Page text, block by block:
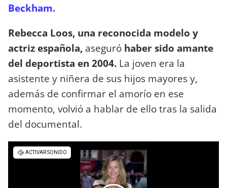
Beckham.
Rebecca Loos, una reconocida modelo y
actriz española, aseguró haber sido amante
del deportista en 2004. La joven era la
asistente y niñera de sus hijos mayores y,
además de confirmar el amorío en ese
momento, volvió a hablar de ello tras la salida
del documental.